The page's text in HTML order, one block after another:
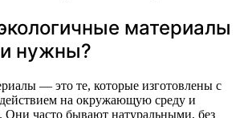
материалы
нужны?
— это те, которые изготовлены с
на окружающую среду и
Они часто бывают натуральными, без